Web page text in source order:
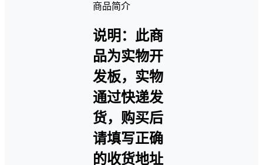
商品简介
说明：此商
品为实物开
发板，实物
通过快递发
货，购买后
请填写正确
的收货地址